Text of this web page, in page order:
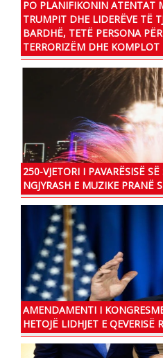
PO PLANIFIKONIN ATENTAT
TRUMPIT DHE LIDERËVE TË
BARDHË, TETË PERSONA
TERRORIZËM DHE KOMPLOT
250-VJETORI I PAVARËSISË
NGJYRASH E MUZIKE PRANË
AMENDAMENTI I
HETOJË LIDHJET E QEVERISË